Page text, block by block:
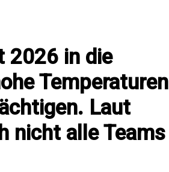
2026 in die
Temperaturen
Laut
nicht alle Teams